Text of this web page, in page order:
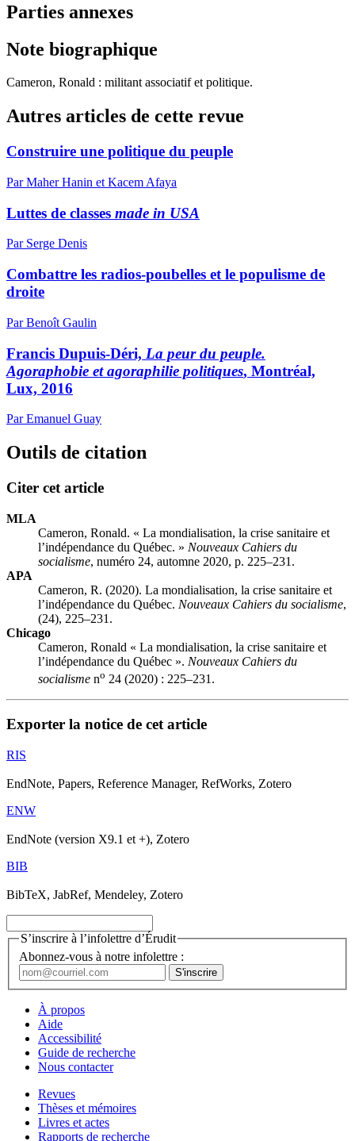
Parties annexes
Note biographique
Cameron, Ronald : militant associatif et politique.
Autres articles de cette revue
Construire une politique du peuple
Par Maher Hanin et Kacem Afaya
Luttes de classes made in USA
Par Serge Denis
Combattre les radios-poubelles et le populisme de
droite
Par Benoît Gaulin
Francis Dupuis-Déri, La peur du peuple.
Agoraphobie et agoraphilie politiques, Montréal,
Lux, 2016
Par Emanuel Guay
Outils de citation
Citer cet article
MLA
Cameron, Ronald. « La mondialisation, la crise sanitaire et
l’indépendance du Québec. » Nouveaux Cahiers du
socialisme, numéro 24, automne 2020, p. 225–231.
APA
Cameron, R. (2020). La mondialisation, la crise sanitaire et
l’indépendance du Québec. Nouveaux Cahiers du socialisme,
(24), 225–231.
Chicago
Cameron, Ronald « La mondialisation, la crise sanitaire et
l’indépendance du Québec ». Nouveaux Cahiers du
socialisme no 24 (2020) : 225–231.
Exporter la notice de cet article
RIS
EndNote, Papers, Reference Manager, RefWorks, Zotero
ENW
EndNote (version X9.1 et +), Zotero
BIB
BibTeX, JabRef, Mendeley, Zotero
S’inscrire à l’infolettre d’Érudit
Abonnez-vous à notre infolettre :
À propos
Aide
Accessibilité
Guide de recherche
Nous contacter
Revues
Thèses et mémoires
Livres et actes
Rapports de recherche